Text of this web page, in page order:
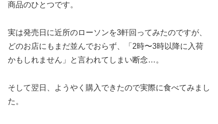
商品のひとつです。
実は発売日に近所のローソンを3軒回ってみたのですが、
どのお店にもまだ並んでおらず、「2時〜3時以降に入荷
かもしれません」と言われてしまい断念…。
そして翌日、ようやく購入できたので実際に食べてみまし
た。